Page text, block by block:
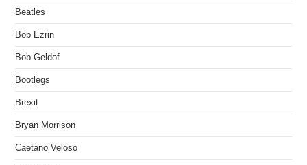
Beatles
Bob Ezrin
Bob Geldof
Bootlegs
Brexit
Bryan Morrison
Caetano Veloso